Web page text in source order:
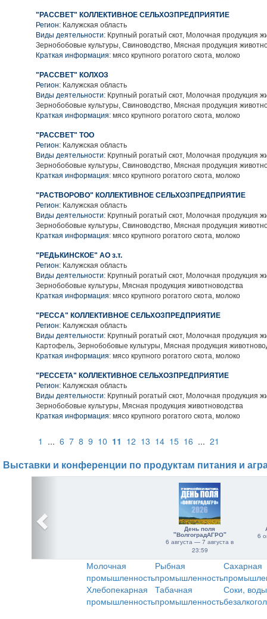
"РАССВЕТ" КОЛЛЕКТИВНОЕ СЕЛЬХОЗПРЕДПРИЯТИЕ
Регион: Калужская область
Виды деятельности: Крупный рогатый скот, Молочная продукция
Зернобобовые культуры, Свиноводство, Мясная продукция
Краткая информация: мясо крупного рогатого скота, молоко
"РАССВЕТ" КОЛХОЗ
Регион: Калужская область
Виды деятельности: Крупный рогатый скот, Молочная продукция
Зернобобовые культуры, Свиноводство, Мясная продукция
Краткая информация: мясо крупного рогатого скота, молоко
"РАССВЕТ" ТОО
Регион: Калужская область
Виды деятельности: Крупный рогатый скот, Молочная продукция
Зернобобовые культуры, Свиноводство, Мясная продукция
Краткая информация: мясо крупного рогатого скота, молоко
"РАСТВОРОВО" КОЛЛЕКТИВНОЕ СЕЛЬХОЗПРЕДПРИЯТИЕ
Регион: Калужская область
Виды деятельности: Крупный рогатый скот, Молочная продукция
Зернобобовые культуры, Свиноводство, Мясная продукция
Краткая информация: мясо крупного рогатого скота, молоко
"РЕДЬКИНСКОЕ" АО з.т.
Регион: Калужская область
Виды деятельности: Крупный рогатый скот, Молочная продукция
Зернобобовые культуры, Мясная продукция животноводства
Краткая информация: мясо крупного рогатого скота, молоко
"РЕССА" КОЛЛЕКТИВНОЕ СЕЛЬХОЗПРЕДПРИЯТИЕ
Регион: Калужская область
Виды деятельности: Крупный рогатый скот, Молочная продукция
Картофель, Зернобобовые культуры, Мясная продукция
Краткая информация: мясо крупного рогатого скота, молоко
"РЕССЕТА" КОЛЛЕКТИВНОЕ СЕЛЬХОЗПРЕДПРИЯТИЕ
Регион: Калужская область
Виды деятельности: Крупный рогатый скот, Молочная продукция
Зернобобовые культуры, Мясная продукция животноводства
Краткая информация: мясо крупного рогатого скота, молоко
1 ... 6 7 8 9 10 11 12 13 14 15 16 ... 21
Выставки и конференции по продуктам питания и
День поля
"ВолгоградАГРО"
6 августа — 7 августа в
23:59
6
Молочная
промышленность
Рыбная
промышленность
Сахарная
Хлебопекарная
промышленность
Табачная
промышленность
Соки,